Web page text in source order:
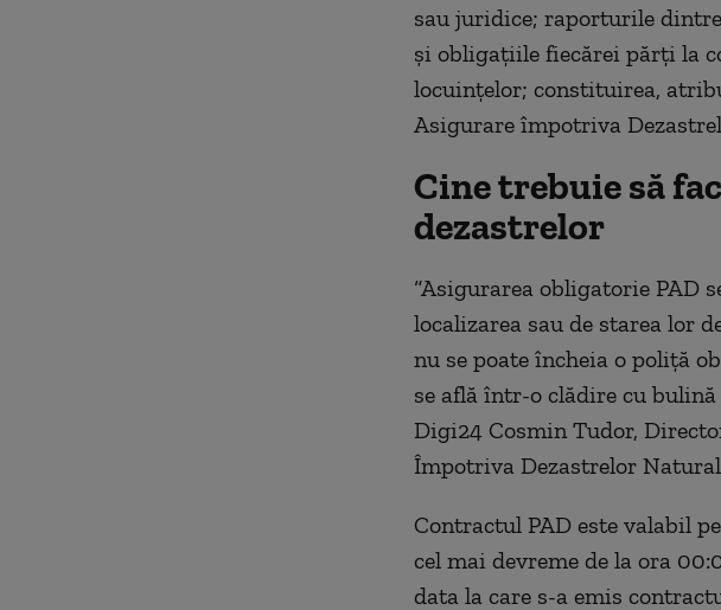
sau juridice; raporturile
și obligațiile fiecărei părți la
locuințelor; constituirea,
Asigurare împotriva
Cine trebuie să
dezastrelor
“Asigurarea obligatorie PAD
localizarea sau de starea lor
nu se poate încheia o poliță
se află într-o clădire cu bulină
Digi24 Cosmin Tudor,
Împotriva Dezastrelor
Contractul PAD este valabil
cel mai devreme de la ora
data la care s-a emis